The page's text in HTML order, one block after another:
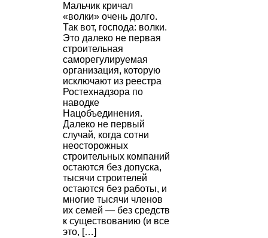
Мальчик кричал
«волки» очень долго.
Так вот, господа: волки.
Это далеко не первая
строительная
саморегулируемая
организация, которую
исключают из реестра
Ростехнадзора по
наводке
Нацобъединения.
Далеко не первый
случай, когда сотни
неосторожных
строительных компаний
остаются без допуска,
тысячи строителей
остаются без работы, и
многие тысячи членов
их семей — без средств
к существованию (и все
это, […]